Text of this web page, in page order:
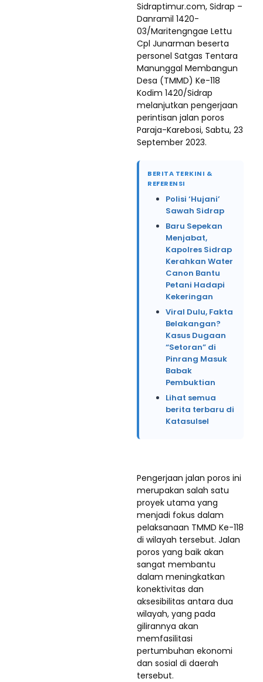
Sidraptimur.com, Sidrap –
Danramil 1420-
03/Maritengngae Lettu
Cpl Junarman beserta
personel Satgas Tentara
Manunggal Membangun
Desa (TMMD) Ke-118
Kodim 1420/Sidrap
melanjutkan pengerjaan
perintisan jalan poros
Paraja-Karebosi, Sabtu, 23
September 2023.
BERITA TERKINI &
REFERENSI
Polisi ‘Hujani’
Sawah Sidrap
Baru Sepekan
Menjabat,
Kapolres Sidrap
Kerahkan Water
Canon Bantu
Petani Hadapi
Kekeringan
Viral Dulu, Fakta
Belakangan?
Kasus Dugaan
“Setoran” di
Pinrang Masuk
Babak
Pembuktian
Lihat semua
berita terbaru di
Katasulsel
Pengerjaan jalan poros ini
merupakan salah satu
proyek utama yang
menjadi fokus dalam
pelaksanaan TMMD Ke-118
di wilayah tersebut. Jalan
poros yang baik akan
sangat membantu
dalam meningkatkan
konektivitas dan
aksesibilitas antara dua
wilayah, yang pada
gilirannya akan
memfasilitasi
pertumbuhan ekonomi
dan sosial di daerah
tersebut.